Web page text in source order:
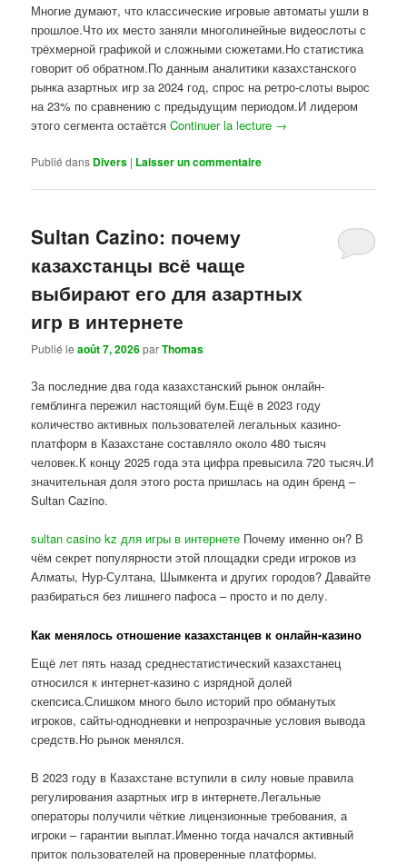
Многие думают, что классические игровые автоматы ушли в
прошлое.Что их место заняли многолинейные видеослоты с
трёхмерной графикой и сложными сюжетами.Но статистика
говорит об обратном.По данным аналитики казахстанского
рынка азартных игр за 2024 год, спрос на ретро-слоты вырос
на 23% по сравнению с предыдущим периодом.И лидером
этого сегмента остаётсяContinuer la lecture →
Publié dans Divers | Laisser un commentaire
Sultan Cazino: почему
казахстанцы всё чаще
выбирают его для азартных
игр в интернете
Publié leaoût 7, 2026parThomas
За последние два года казахстанский рынок онлайн-
гемблинга пережил настоящий бум.Ещё в 2023 году
количество активных пользователей легальных казино-
платформ в Казахстане составляло около 480 тысяч
человек.К концу 2025 года эта цифра превысила 720 тысяч.И
значительная доля этого роста пришлась на один бренд –
Sultan Cazino.
sultan casino kz для игры в интернете Почему именно он? В
чём секрет популярности этой площадки среди игроков из
Алматы, Нур-Султана, Шымкента и других городов? Давайте
разбираться без лишнего пафоса – просто и по делу.
Как менялось отношение казахстанцев к онлайн-казино
Ещё лет пять назад среднестатистический казахстанец
относился к интернет-казино с изрядной долей
скепсиса.Слишком много было историй про обманутых
игроков, сайты-однодневки и непрозрачные условия вывода
средств.Но рынок менялся.
В 2023 году в Казахстане вступили в силу новые правила
регулирования азартных игр в интернете.Легальные
операторы получили чёткие лицензионные требования, а
игроки – гарантии выплат.Именно тогда начался активный
приток пользователей на проверенные платформы.